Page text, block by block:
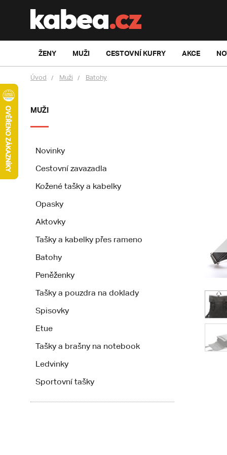
ŽENY MUŽI CESTOVNÍ KUFRY AKCE
Úvod Muži Batohy
MUŽI
Novinky
Cestovní zavazadla
Kožené tašky a kabelky
Opasky
Aktovky
Tašky a kabelky přes rameno
Batohy
Peněženky
Tašky a pouzdra na doklady
Spisovky
Etue
Tašky a brašny na notebook
Ledvinky
Sportovní tašky